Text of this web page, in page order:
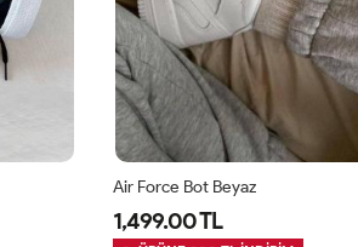
Air Force Bot Beyaz
1,499.00 TL